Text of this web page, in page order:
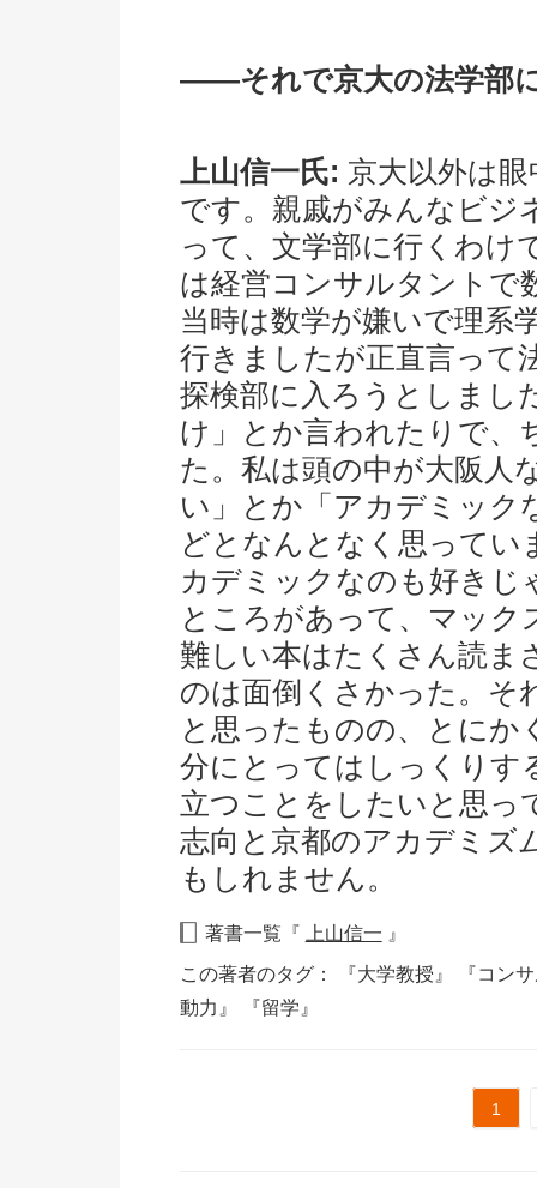
――それで京大の法学部
上山信一氏: 京大以外は
です。親戚がみんなビジ
って、文学部に行くわけ
は経営コンサルタントで
当時は数学が嫌いで理系
行きましたが正直言って
探検部に入ろうとしまし
け」とか言われたりで、
た。私は頭の中が大阪人
い」とか「アカデミック
どとなんとなく思って
カデミックなのも好きじ
ところがあって、マック
難しい本はたくさん読ま
のは面倒くさかった。そ
と思ったものの、とにか
分にとってはしっくりす
立つことをしたいと思っ
志向と京都のアカデミズ
もしれません。
著書一覧『 上山信一 』
この著者のタグ：
『大学教授』
『コン
動力』
『留学』
1